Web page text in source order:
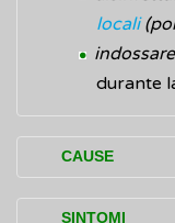
locali
durante
CAUSE
Il virus
SINTOMI